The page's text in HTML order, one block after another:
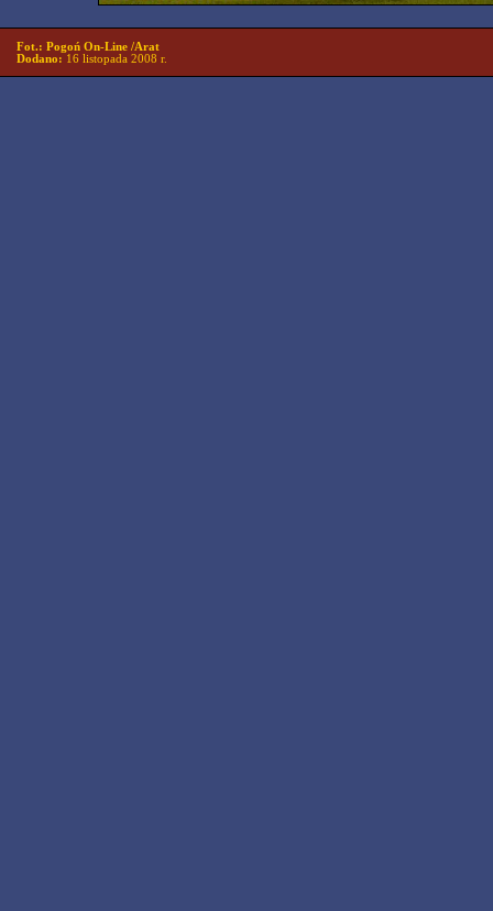
Fot.: Pogoń On-Line /Arat
Dodano: 16 listopada 2008 r.